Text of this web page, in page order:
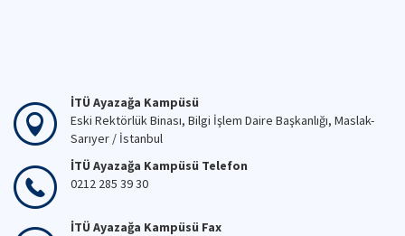
İTÜ Ayazağa Kampüsü
Eski Rektörlük Binası, Bilgi İşlem Daire Başkanlığı, Maslak-
Sarıyer / İstanbul
İTÜ Ayazağa Kampüsü Telefon
0212 285 39 30
İTÜ Ayazağa Kampüsü Fax